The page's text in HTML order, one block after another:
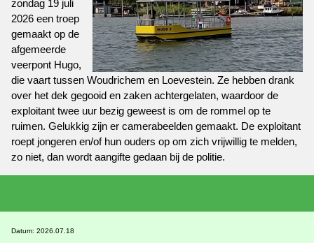
zondag 19 juli
2026 een troep
gemaakt op de
afgemeerde
veerpont Hugo,
die vaart tussen Woudrichem en Loevestein. Ze hebben drank
over het dek gegooid en zaken achtergelaten, waardoor de
exploitant twee uur bezig geweest is om de rommel op te
ruimen. Gelukkig zijn er camerabeelden gemaakt. De exploitant
roept jongeren en/of hun ouders op om zich vrijwillig te melden,
zo niet, dan wordt aangifte gedaan bij de politie.
Datum: 2026.07.18